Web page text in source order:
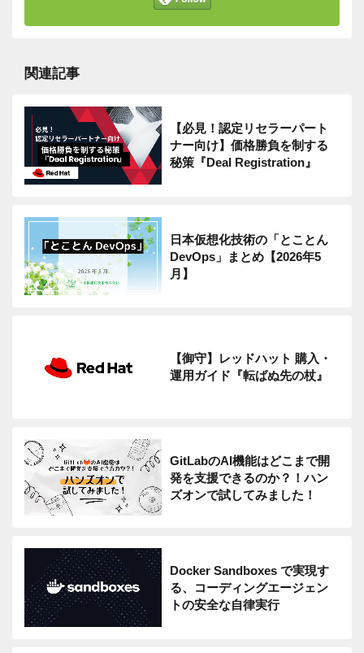
関連記事
【必見！認定リセラーパート
ナー向け】価格勝負を制する
秘策『Deal Registration』
日本仮想化技術の「とことん
DevOps」まとめ【2026年5
月】
【御守】レッドハット 購入・
運用ガイド『転ばぬ先の杖』
GitLabのAI機能はどこまで開
発を支援できるのか？！ハン
ズオンで試してみました！
Docker Sandboxes で実現す
る、コーディングエージェン
トの安全な自律実行